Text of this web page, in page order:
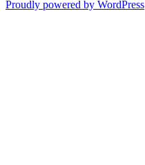
Proudly powered by WordPress